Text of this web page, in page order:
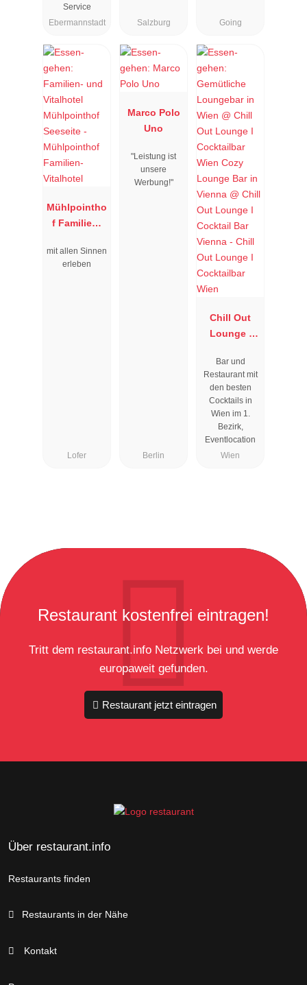
Service
Ebermannstadt
Salzburg Going
Mühlpointho
f Familien-
mit allen Sinnen
erleben
Lofer
Marco Polo
Uno
"Leistung ist
unsere
Werbung!"
Berlin
Chill Out
Lounge I
Wien
Bar und
Restaurant mit
den besten
Cocktails in
Wien im 1.
Bezirk,
Eventlocation
Wien
Restaurant kostenfrei eintragen!
Tritt dem restaurant.info Netzwerk bei und werde
europaweit gefunden.
Restaurant jetzt eintragen
Über restaurant.info
Restaurants finden
Restaurants in der Nähe
Kontakt